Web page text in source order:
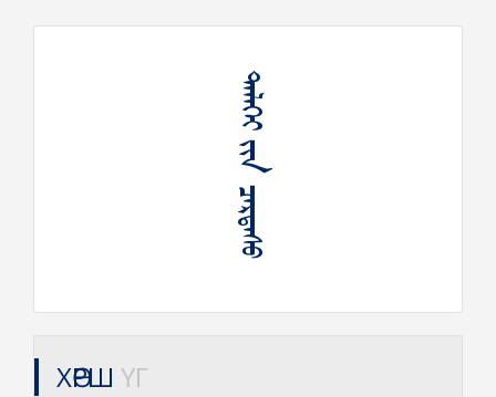
ᠳᠡᠯᠡᠬᠡᠢ ᠶᠢᠨ ᠴᠠᠷᠳᠠᠰᠤ
ХӨРШ ҮГ